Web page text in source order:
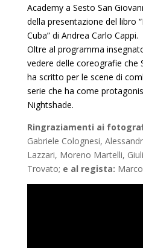
Academy a Sesto San
della presentazione del libro
Cuba” di Andrea Carlo Cappi.
Oltre al programma
vedere delle coreografie che
ha scritto per le scene di
serie che ha come
Nightshade.
Ringraziamenti ai
Gabriele Colognesi,
Lazzari, Moreno Martelli,
Trovato; e al regista: